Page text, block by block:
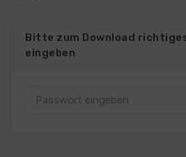
Bitte zum Download
eingeben